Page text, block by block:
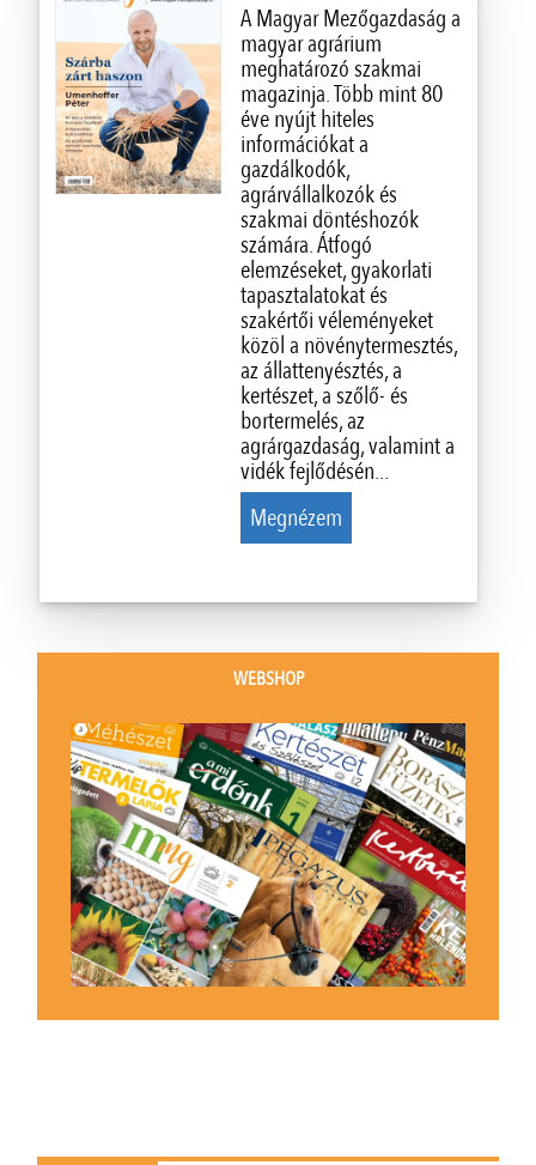
A Magyar Mezőgazdaság a
magyar agrárium
meghatározó szakmai
magazinja. Több mint 80
éve nyújt hiteles
információkat a
gazdálkodók,
agrárvállalkozók és
szakmai döntéshozók
számára. Átfogó
elemzéseket, gyakorlati
tapasztalatokat és
szakértői véleményeket
közöl a növénytermesztés,
az állattenyésztés, a
kertészet, a szőlő- és
bortermelés, az
agrárgazdaság, valamint a
vidék fejlődésén...
Megnézem
WEBSHOP